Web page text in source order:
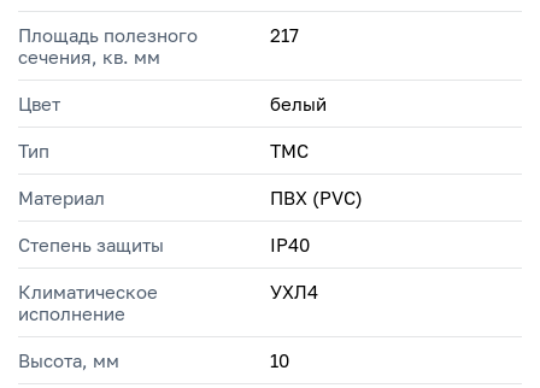
Площадь полезного
сечения, кв. мм
217
Цвет белый
Тип TMC
Материал ПВХ (PVC)
Степень защиты IP40
Климатическое
исполнение
УХЛ4
Высота, мм 10